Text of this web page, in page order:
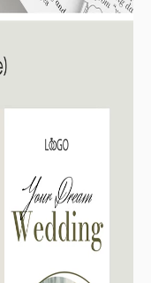
com seu tema.
seu local.
local no texto.